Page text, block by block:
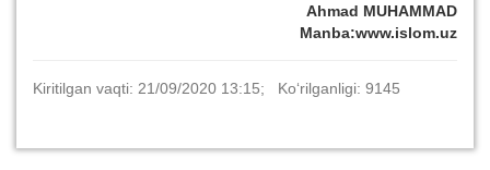
Ahmad MUHAMMAD
Manba:www.islom.uz
Kiritilgan vaqti: 21/09/2020 13:15; Ko‘rilganligi: 9145